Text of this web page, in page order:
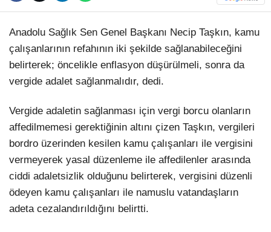
WhatsApp İhbar
Hattı
Instagram
Youtube
TERCİH ROBOTU
Anadolu Sağlık Sen Genel Başkanı Necip Taşkın, kamu
çalışanlarının refahının iki şekilde sağlanabileceğini
belirterek; öncelikle enflasyon düşürülmeli, sonra da
vergide adalet sağlanmalıdır, dedi.
Vergide adaletin sağlanması için vergi borcu olanların
affedilmemesi gerektiğinin altını çizen Taşkın, vergileri
bordro üzerinden kesilen kamu çalışanları ile vergisini
vermeyerek yasal düzenleme ile affedilenler arasında
ciddi adaletsizlik olduğunu belirterek, vergisini düzenli
ödeyen kamu çalışanları ile namuslu vatandaşların
adeta cezalandırıldığını belirtti.